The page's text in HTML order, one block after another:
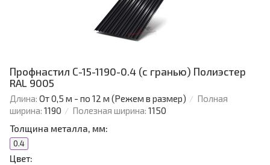
Профнастил С-15-1190-0.4 (с гранью) Полиэстер
RAL 9005
Длина: От 0,5 м - по 12 м (Режем в размер)
Полная
ширина: 1190 Полезная ширина: 1150
Толщина металла, мм:
0.4
Цвет: